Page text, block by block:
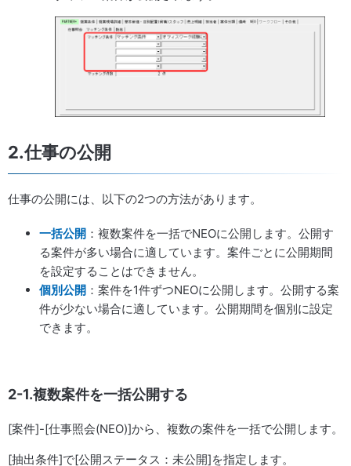
2.仕事の公開
仕事の公開には、以下の2つの方法があります。
一括公開 ：複数案件を一括でNEOに公開します。公開す
る案件が多い場合に適しています。案件ごとに公開期間
を設定することはできません。
個別公開 ：案件を1件ずつNEOに公開します。公開する案
件が少ない場合に適しています。公開期間を個別に設定
できます。
2-1.複数案件を一括公開する
[案件]-[仕事照会(NEO)]から、複数の案件を一括で公開します。
[抽出条件]で[公開ステータス：未公開]を指定します。